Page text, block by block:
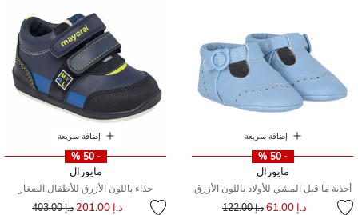
إضافة سريعة
- 50 %
مايورال
أحذية ما قبل المشي للأولاد باللون الأزرق
د.إ 61.00 سعر مخفض مند.إ 122.00
إضافة سريعة
- 50 %
مايورال
حذاء باللون الأزرق للأطفال الصغار
د.إ 201.00 سعر مخفض من
د.إ 403.00 إلى